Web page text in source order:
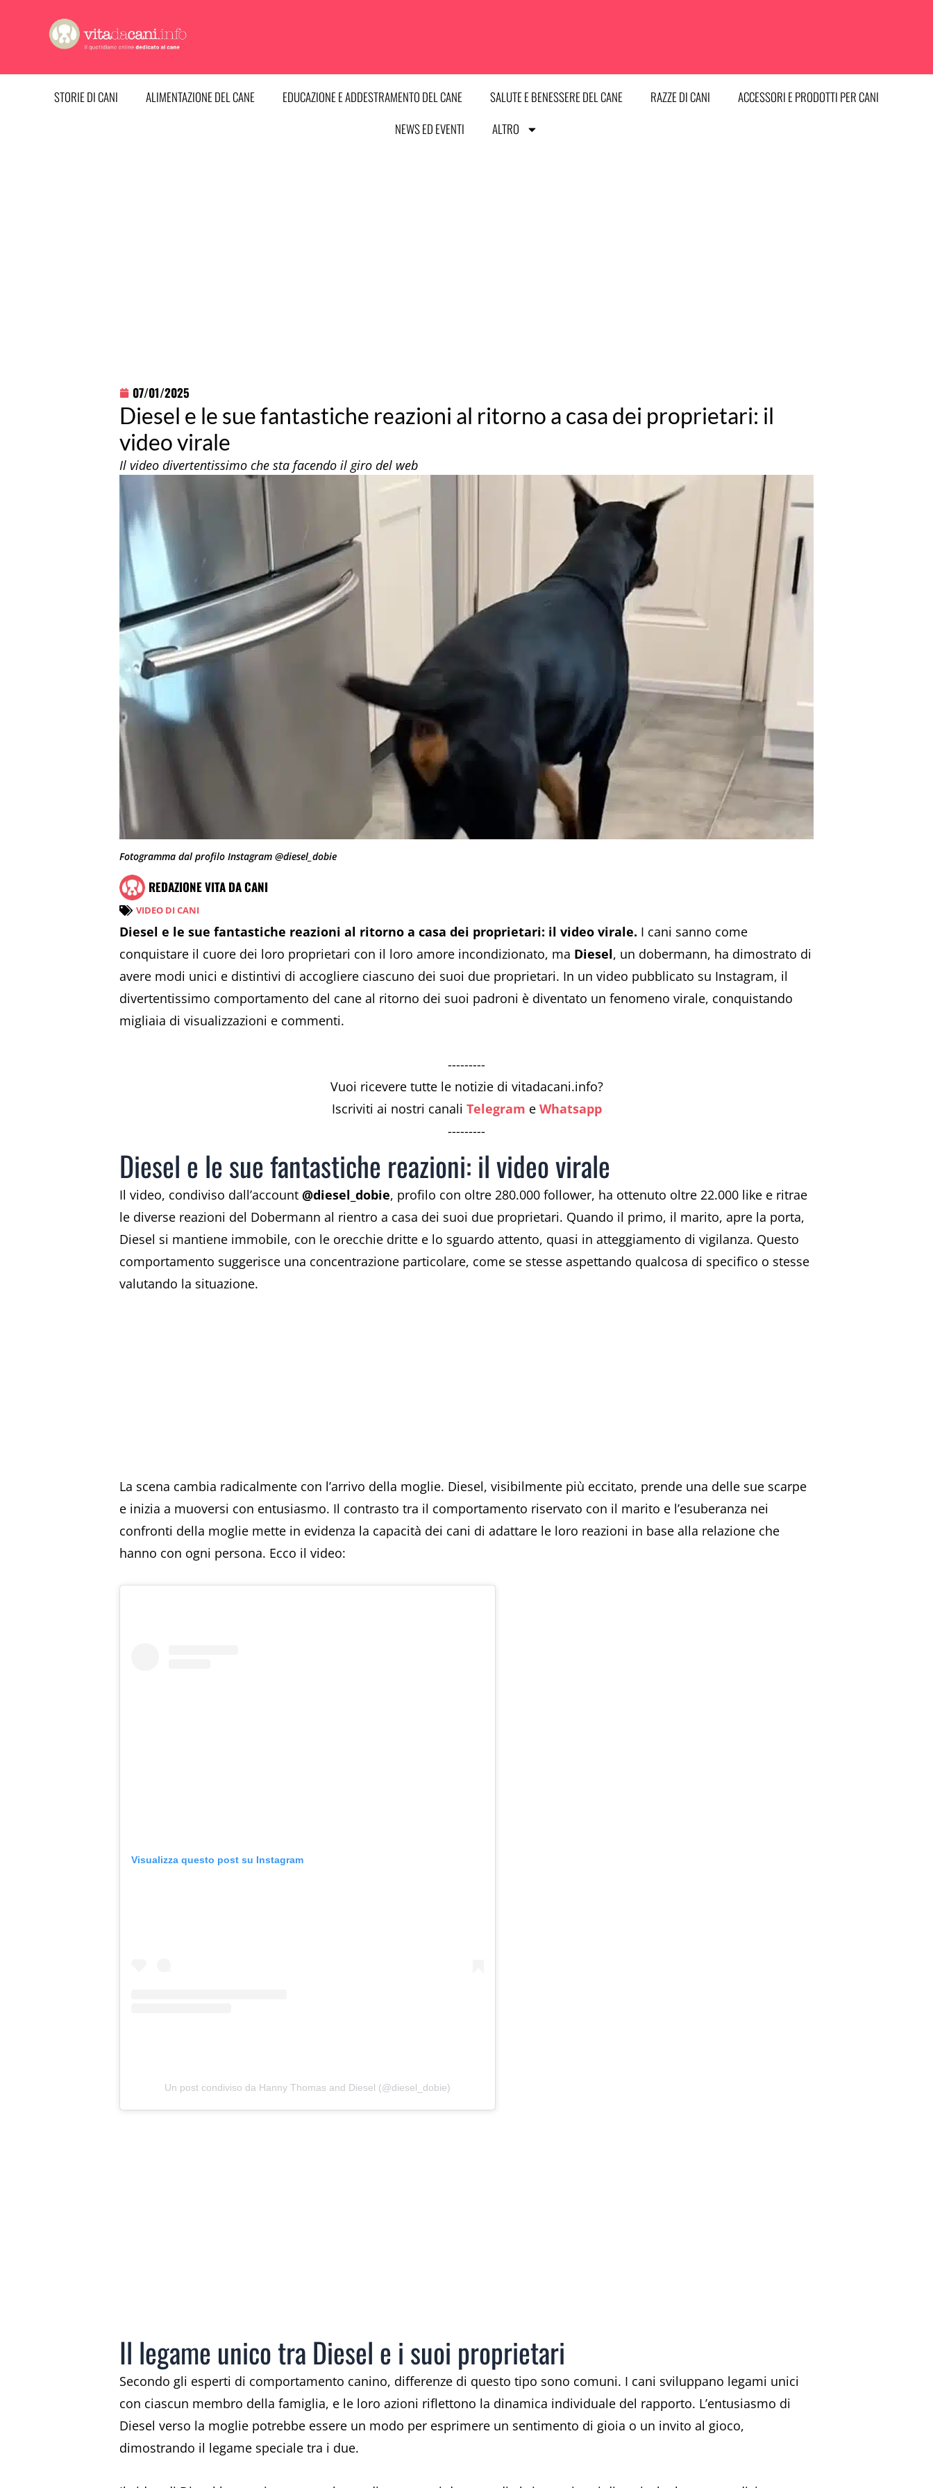
contenuto
STORIE DI CANI ALIMENTAZIONE DEL CANE EDUCAZIONE E ADDESTRAMENTO DEL CANE SALUTE E BENESSERE DEL CANE RAZZE DI CANI
ACCESSORI E PRODOTTI PER CANI
NEWS ED EVENTI
ALTRO
07/01/2025
Diesel e le sue fantastiche reazioni al ritorno a casa dei proprietari: il
video virale
Il video divertentissimo che sta facendo il giro del web
Fotogramma dal profilo Instagram @diesel_dobie
REDAZIONE VITA DA CANI
VIDEO DI CANI
Diesel e le sue fantastiche reazioni al ritorno a casa dei proprietari: il video virale. I cani sanno come
conquistare il cuore dei loro proprietari con il loro amore incondizionato, ma Diesel, un dobermann, ha dimostrato di
avere modi unici e distintivi di accogliere ciascuno dei suoi due proprietari. In un video pubblicato su Instagram, il
divertentissimo comportamento del cane al ritorno dei suoi padroni è diventato un fenomeno virale, conquistando
migliaia di visualizzazioni e commenti.
---------
Vuoi ricevere tutte le notizie di vitadacani.info?
Iscriviti ai nostri canali Telegram e Whatsapp
---------
Diesel e le sue fantastiche reazioni: il video virale
Il video, condiviso dall’account @diesel_dobie, profilo con oltre 280.000 follower, ha ottenuto oltre 22.000 like e ritrae
le diverse reazioni del Dobermann al rientro a casa dei suoi due proprietari. Quando il primo, il marito, apre la porta,
Diesel si mantiene immobile, con le orecchie dritte e lo sguardo attento, quasi in atteggiamento di vigilanza. Questo
comportamento suggerisce una concentrazione particolare, come se stesse aspettando qualcosa di specifico o stesse
valutando la situazione.
La scena cambia radicalmente con l’arrivo della moglie. Diesel, visibilmente più eccitato, prende una delle sue scarpe
e inizia a muoversi con entusiasmo. Il contrasto tra il comportamento riservato con il marito e l’esuberanza nei
confronti della moglie mette in evidenza la capacità dei cani di adattare le loro reazioni in base alla relazione che
hanno con ogni persona. Ecco il video:
Visualizza questo post su Instagram
Un post condiviso da Hanny Thomas and Diesel (@diesel_dobie)
Il legame unico tra Diesel e i suoi proprietari
Secondo gli esperti di comportamento canino, differenze di questo tipo sono comuni. I cani sviluppano legami unici
con ciascun membro della famiglia, e le loro azioni riflettono la dinamica individuale del rapporto. L’entusiasmo di
Diesel verso la moglie potrebbe essere un modo per esprimere un sentimento di gioia o un invito al gioco,
dimostrando il legame speciale tra i due.